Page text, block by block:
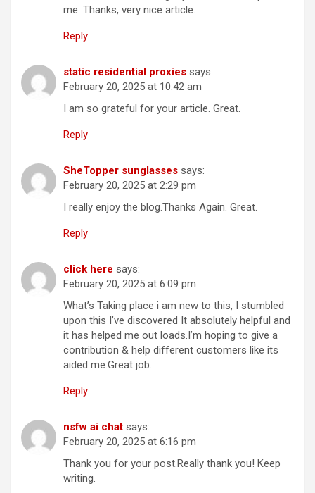
me. Thanks, very nice article.
Reply
static residential proxies says:
February 20, 2025 at 10:42 am
I am so grateful for your article. Great.
Reply
SheTopper sunglasses says:
February 20, 2025 at 2:29 pm
I really enjoy the blog.Thanks Again. Great.
Reply
click here says:
February 20, 2025 at 6:09 pm
What’s Taking place i am new to this, I stumbled
upon this I’ve discovered It absolutely helpful and
it has helped me out loads.I’m hoping to give a
contribution & help different customers like its
aided me.Great job.
Reply
nsfw ai chat says:
February 20, 2025 at 6:16 pm
Thank you for your post.Really thank you! Keep
writing.